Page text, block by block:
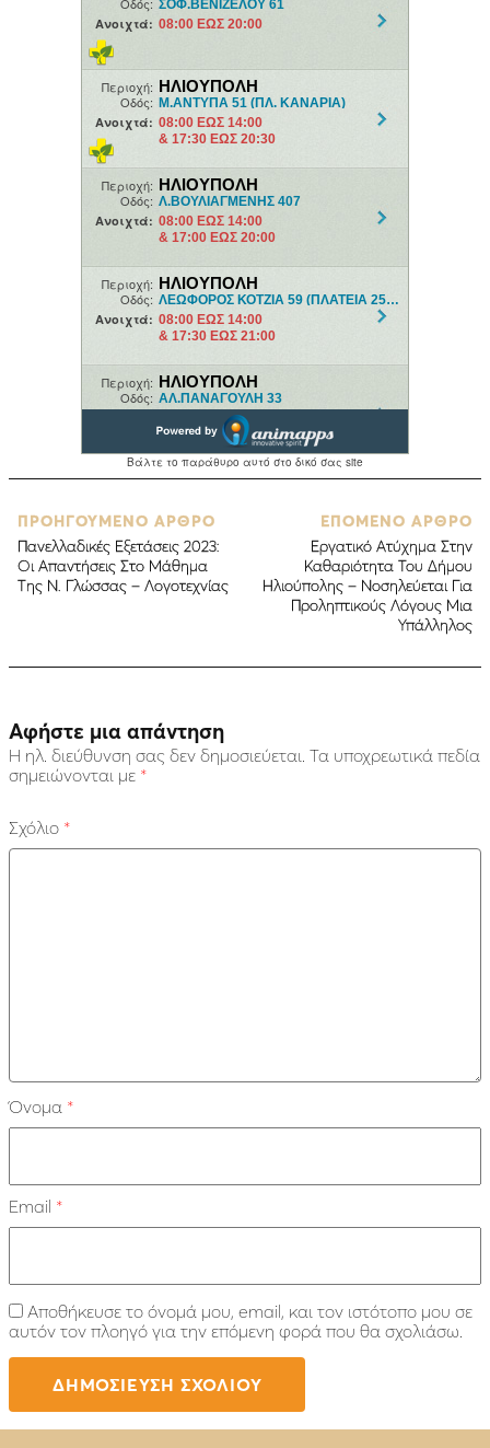
ΠΡΟΗΓΟΥΜΕΝΟ ΑΡΘΡΟ
Πανελλαδικές Εξετάσεις 2023:
Οι Απαντήσεις Στο Μάθημα
Της N. Γλώσσας – Λογοτεχνίας
ΕΠΟΜΕΝΟ ΑΡΘΡΟ
Eργατικό Ατύχημα Στην
Καθαριότητα Του Δήμου
Ηλιούπολης – Νοσηλεύεται Για
Προληπτικούς Λόγους Μια
Υπάλληλος
Αφήστε μια απάντηση
Η ηλ. διεύθυνση σας δεν δημοσιεύεται. Τα υποχρεωτικά πεδία
σημειώνονται με *
Σχόλιο *
Όνομα *
Email *
Αποθήκευσε το όνομά μου, email, και τον ιστότοπο μου σε
αυτόν τον πλοηγό για την επόμενη φορά που θα σχολιάσω.